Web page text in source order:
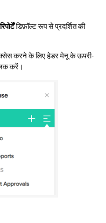
डिफ़ॉल्ट रूप से प्रदर्शित की
एक्सेस करने के लिए हेडर मेनू के ऊपरी-
करें।